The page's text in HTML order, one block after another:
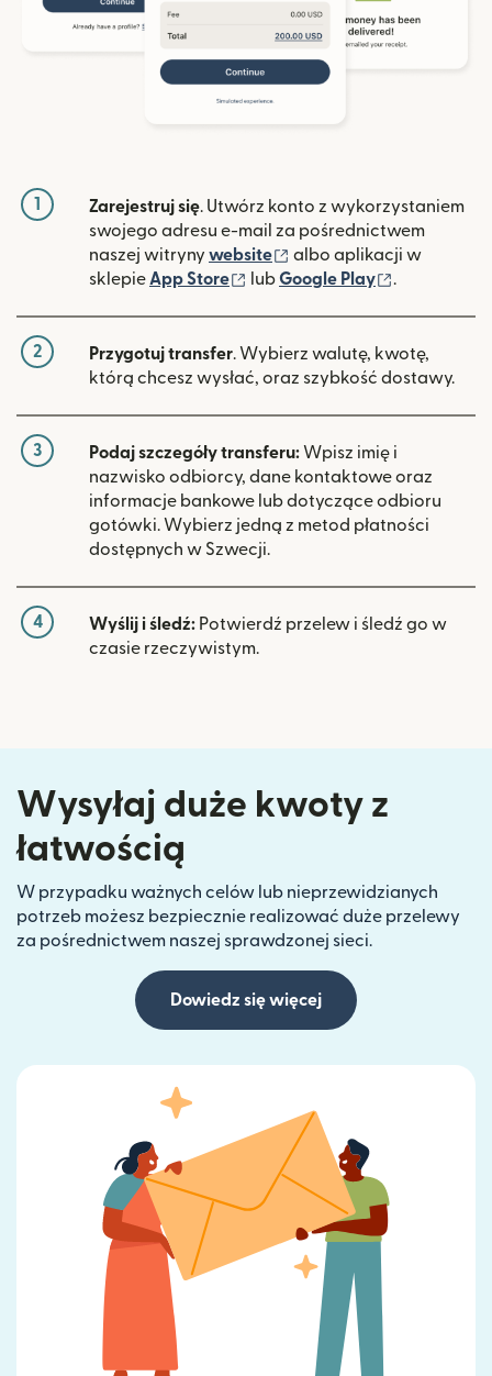
1 Zarejestruj się. Utwórz konto z wykorzystaniem
swojego adresu e-mail za pośrednictwem
naszej witryny website (otwiera się w nowym
albo aplikacji w
sklepieApp Store (otwiera się w nowym oknie)
lubGoogle Play (otwiera się
.
2 Przygotuj transfer. Wybierz walutę, kwotę,
którą chcesz wysłać, oraz szybkość dostawy.
3 Podaj szczegóły transferu: Wpisz imię i
nazwisko odbiorcy, dane kontaktowe oraz
informacje bankowe lub dotyczące odbioru
gotówki. Wybierz jedną z metod płatności
dostępnych w Szwecji.
4 Wyślij i śledź: Potwierdź przelew i śledź go w
czasie rzeczywistym.
Wysyłaj duże kwoty z
łatwością
W przypadku ważnych celów lub nieprzewidzianych
potrzeb możesz bezpiecznie realizować duże przelewy
za pośrednictwem naszej sprawdzonej sieci.
Dowiedz się więcej